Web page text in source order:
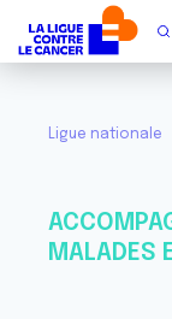
Ligue nationale
MALADES